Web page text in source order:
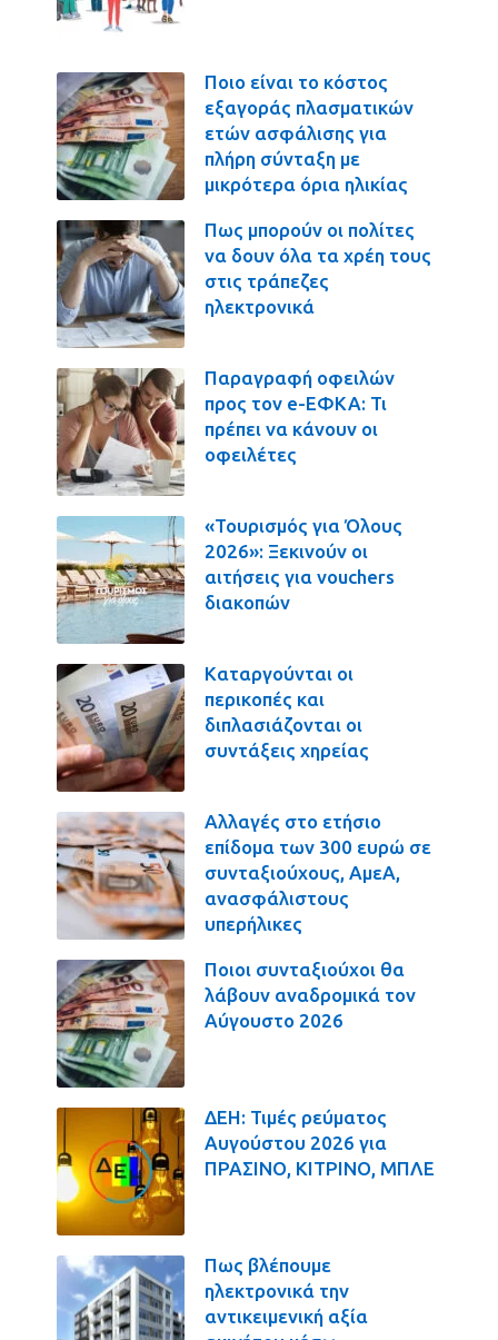
Ποιο είναι το κόστος
εξαγοράς πλασματικών
ετών ασφάλισης για
πλήρη σύνταξη με
μικρότερα όρια ηλικίας
Πως μπορούν οι πολίτες
να δουν όλα τα χρέη τους
στις τράπεζες
ηλεκτρονικά
Παραγραφή οφειλών
προς τον e-ΕΦΚΑ: Τι
πρέπει να κάνουν οι
οφειλέτες
«Τουρισμός για Όλους
2026»: Ξεκινούν οι
αιτήσεις για vouchers
διακοπών
Καταργούνται οι
περικοπές και
διπλασιάζονται οι
συντάξεις χηρείας
Αλλαγές στο ετήσιο
επίδομα των 300 ευρώ σε
συνταξιούχους, ΑμεΑ,
ανασφάλιστους
υπερήλικες
Ποιοι συνταξιούχοι θα
λάβουν αναδρομικά τον
Αύγουστο 2026
ΔΕΗ: Τιμές ρεύματος
Αυγούστου 2026 για
ΠΡΑΣΙΝΟ, ΚΙΤΡΙΝΟ, ΜΠΛΕ
Πως βλέπουμε
ηλεκτρονικά την
αντικειμενική αξία